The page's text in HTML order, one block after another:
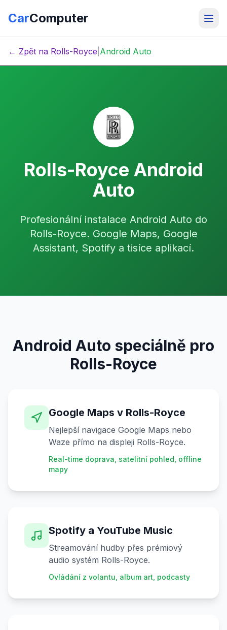
CarComputer
← Zpět na Rolls-Royce Android Auto
Rolls-Royce Android
Auto
Profesionální instalace Android Auto do
Rolls-Royce. Google Maps, Google
Assistant, Spotify a tisíce aplikací.
Android Auto speciálně pro
Rolls-Royce
Google Maps v Rolls-Royce
Nejlepší navigace Google Maps nebo
Waze přímo na displeji Rolls-Royce.
Real-time doprava, satelitní pohled, offline
mapy
Spotify a YouTube Music
Streamování hudby přes prémiový
audio systém Rolls-Royce.
Ovládání z volantu, album art, podcasty